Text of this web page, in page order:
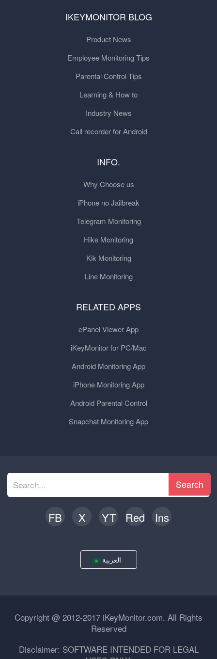
IKEYMONITOR BLOG
Product News
Employee Monitoring Tips
Parental Control Tips
Learning & How to
Industry News
Call recorder for Android
INFO.
Why Choose us
iPhone no Jailbreak
Telegram Monitoring
Hike Monitoring
Kik Monitoring
Line Monitoring
RELATED APPS
cPanel Viewer App
iKeyMonitor for PC/Mac
Android Monitoring App
iPhone Monitoring App
Android Parental Control
Snapchat Monitoring App
Search
FB X YT Red Ins
Copyright @ 2012-2017 iKeyMonitor.com. All Rights
Reserved
Disclaimer: SOFTWARE INTENDED FOR LEGAL